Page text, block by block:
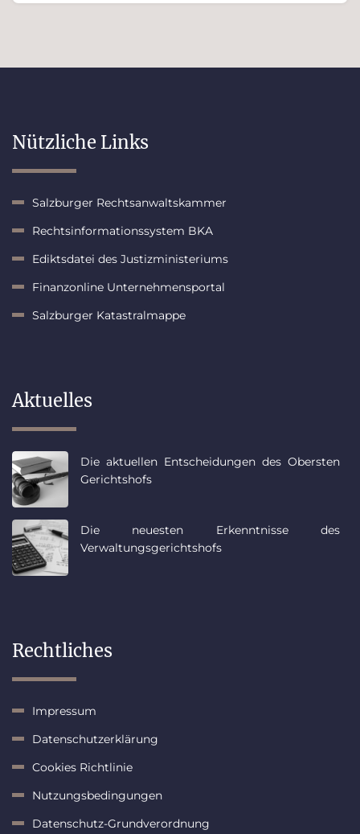
Nützliche Links
Salzburger Rechtsanwaltskammer
Rechtsinformationssystem BKA
Ediktsdatei des Justizministeriums
Finanzonline Unternehmensportal
Salzburger Katastralmappe
Aktuelles
Die aktuellen Entscheidungen des Obersten
Gerichtshofs
Die neuesten Erkenntnisse des
Verwaltungsgerichtshofs
Rechtliches
Impressum
Datenschutzerklärung
Cookies Richtlinie
Nutzungsbedingungen
Datenschutz-Grundverordnung